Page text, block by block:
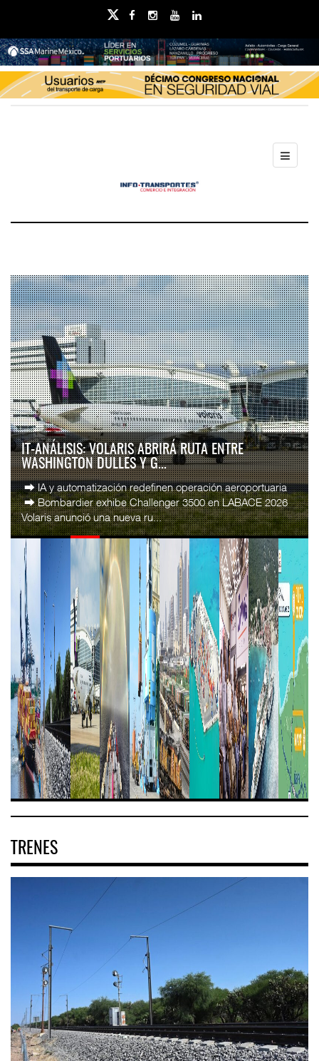
AMANAC, TREINTA Y NUEVE AÑOS NAVEGANDO EL
CAMBIO
La transformación del comercio marítimo mundial también
ha redefinido el papel del agente naviero en México. Lo que
durante décadas fue una actividad ...
TRENES